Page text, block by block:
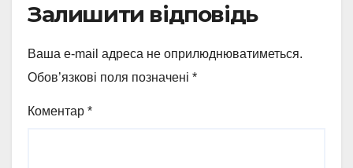
Залишити відповідь
Ваша e-mail адреса не оприлюднюватиметься.
Обов’язкові поля позначені *
Коментар *